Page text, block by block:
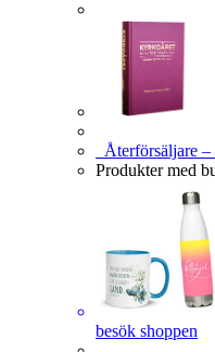
Återförsäljare –
Produkter med
besök shoppen